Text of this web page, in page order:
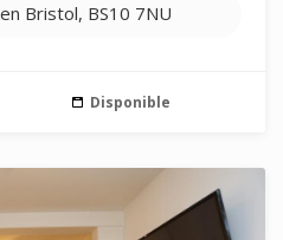
Bristol, BS10 7NU
Disponible